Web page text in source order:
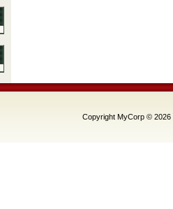
Copyright MyCorp © 2026